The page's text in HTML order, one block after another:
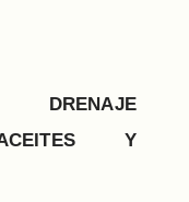
DRENAJE
Y